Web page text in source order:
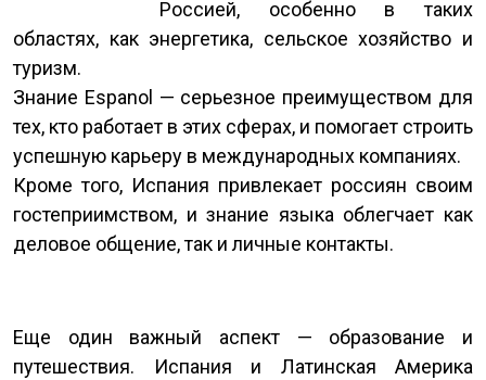
Россией, особенно в таких
областях, как энергетика, сельское хозяйство и
туризм.
Знание Espanol — серьезное преимуществом для
тех, кто работает в этих сферах, и помогает строить
успешную карьеру в международных компаниях.
Кроме того, Испания привлекает россиян своим
гостеприимством, и знание языка облегчает как
деловое общение, так и личные контакты.
Еще один важный аспект — образование и
путешествия. Испания и Латинская Америка